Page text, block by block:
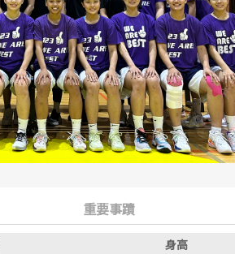
重要事蹟
身高